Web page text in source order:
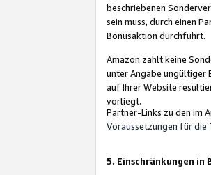
beschriebenen
sein muss, durch einen
Bonusaktion durchführt.
Amazon zahlt keine
unter Angabe ungültiger
auf Ihrer Website
vorliegt.
Partner-Links zu den im
Voraussetzungen für die
5. Einschränkungen in